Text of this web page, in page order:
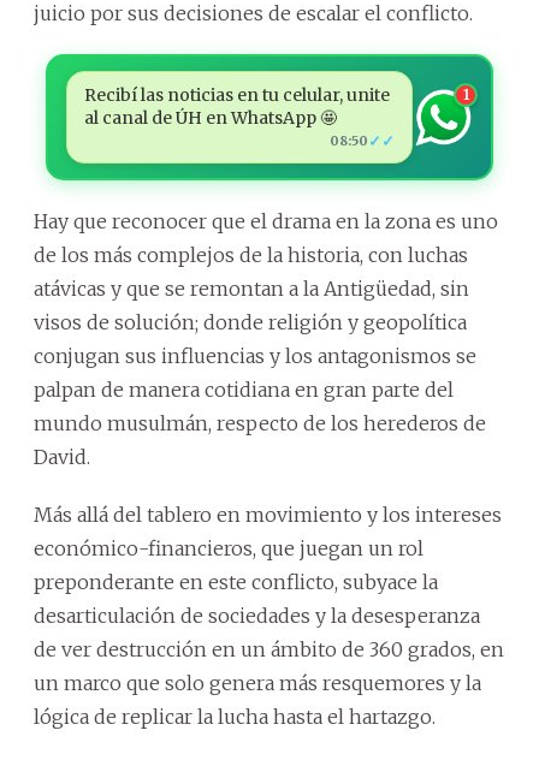
juicio por sus decisiones de escalar el conflicto.
Recibí las noticias en tu celular, unite
al canal de ÚH en WhatsApp 🤩
08:50 ✓✓
1
Hay que reconocer que el drama en la zona es uno
de los más complejos de la historia, con luchas
atávicas y que se remontan a la Antigüedad, sin
visos de solución; donde religión y geopolítica
conjugan sus influencias y los antagonismos se
palpan de manera cotidiana en gran parte del
mundo musulmán, respecto de los herederos de
David.
Más allá del tablero en movimiento y los intereses
económico-financieros, que juegan un rol
preponderante en este conflicto, subyace la
desarticulación de sociedades y la desesperanza
de ver destrucción en un ámbito de 360 grados, en
un marco que solo genera más resquemores y la
lógica de replicar la lucha hasta el hartazgo.